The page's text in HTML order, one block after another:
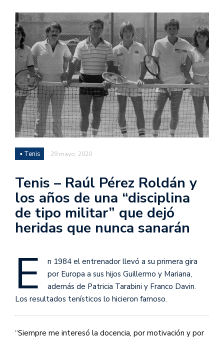
▪ Tenis 29 mayo, 2020
Tenis – Raúl Pérez Roldán y
los años de una “disciplina
de tipo militar” que dejó
heridas que nunca sanarán
E
n 1984 el entrenador llevó a su primera gira
por Europa a sus hijos Guillermo y Mariana,
además de Patricia Tarabini y Franco Davin.
Los resultados tenísticos lo hicieron famoso.
“Siempre me interesó la docencia, por motivación y por